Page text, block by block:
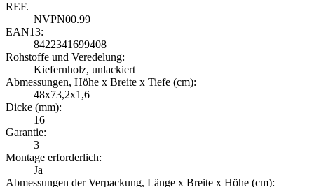
REF.
NVPN00.99
EAN13:
8422341699408
Rohstoffe und Veredelung:
Kiefernholz, unlackiert
Abmessungen, Höhe x Breite x Tiefe (cm):
48x73,2x1,6
Dicke (mm):
16
Garantie:
3
Montage erforderlich:
Ja
Abmessungen der Verpackung, Länge x Breite x Höhe (cm):